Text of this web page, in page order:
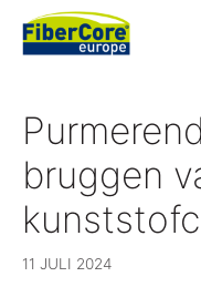
bruggen
11 JULI 2024